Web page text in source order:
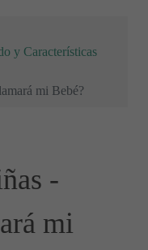
y Características
mi Bebé?
-
mi